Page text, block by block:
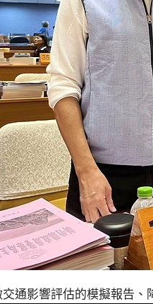
通影響評估的模擬報告